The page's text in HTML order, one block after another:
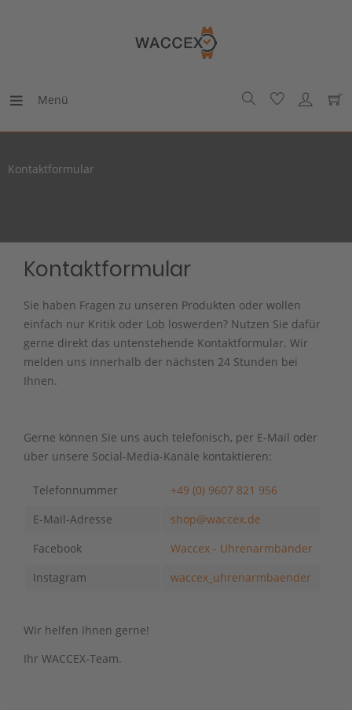
Menü
Kontaktformular
Kontaktformular
Sie haben Fragen zu unseren Produkten oder wollen
einfach nur Kritik oder Lob loswerden? Nutzen Sie dafür
gerne direkt das untenstehende Kontaktformular. Wir
melden uns innerhalb der nächsten 24 Stunden bei
Ihnen.
Gerne können Sie uns auch telefonisch, per E-Mail oder
über unsere Social-Media-Kanäle kontaktieren:
Telefonnummer
+49 (0) 9607 821 956
E-Mail-Adresse
shop@waccex.de
Facebook
Waccex - Uhrenarmbänder
Instagram
waccex_uhrenarmbaender
Wir helfen Ihnen gerne!
Ihr WACCEX-Team.